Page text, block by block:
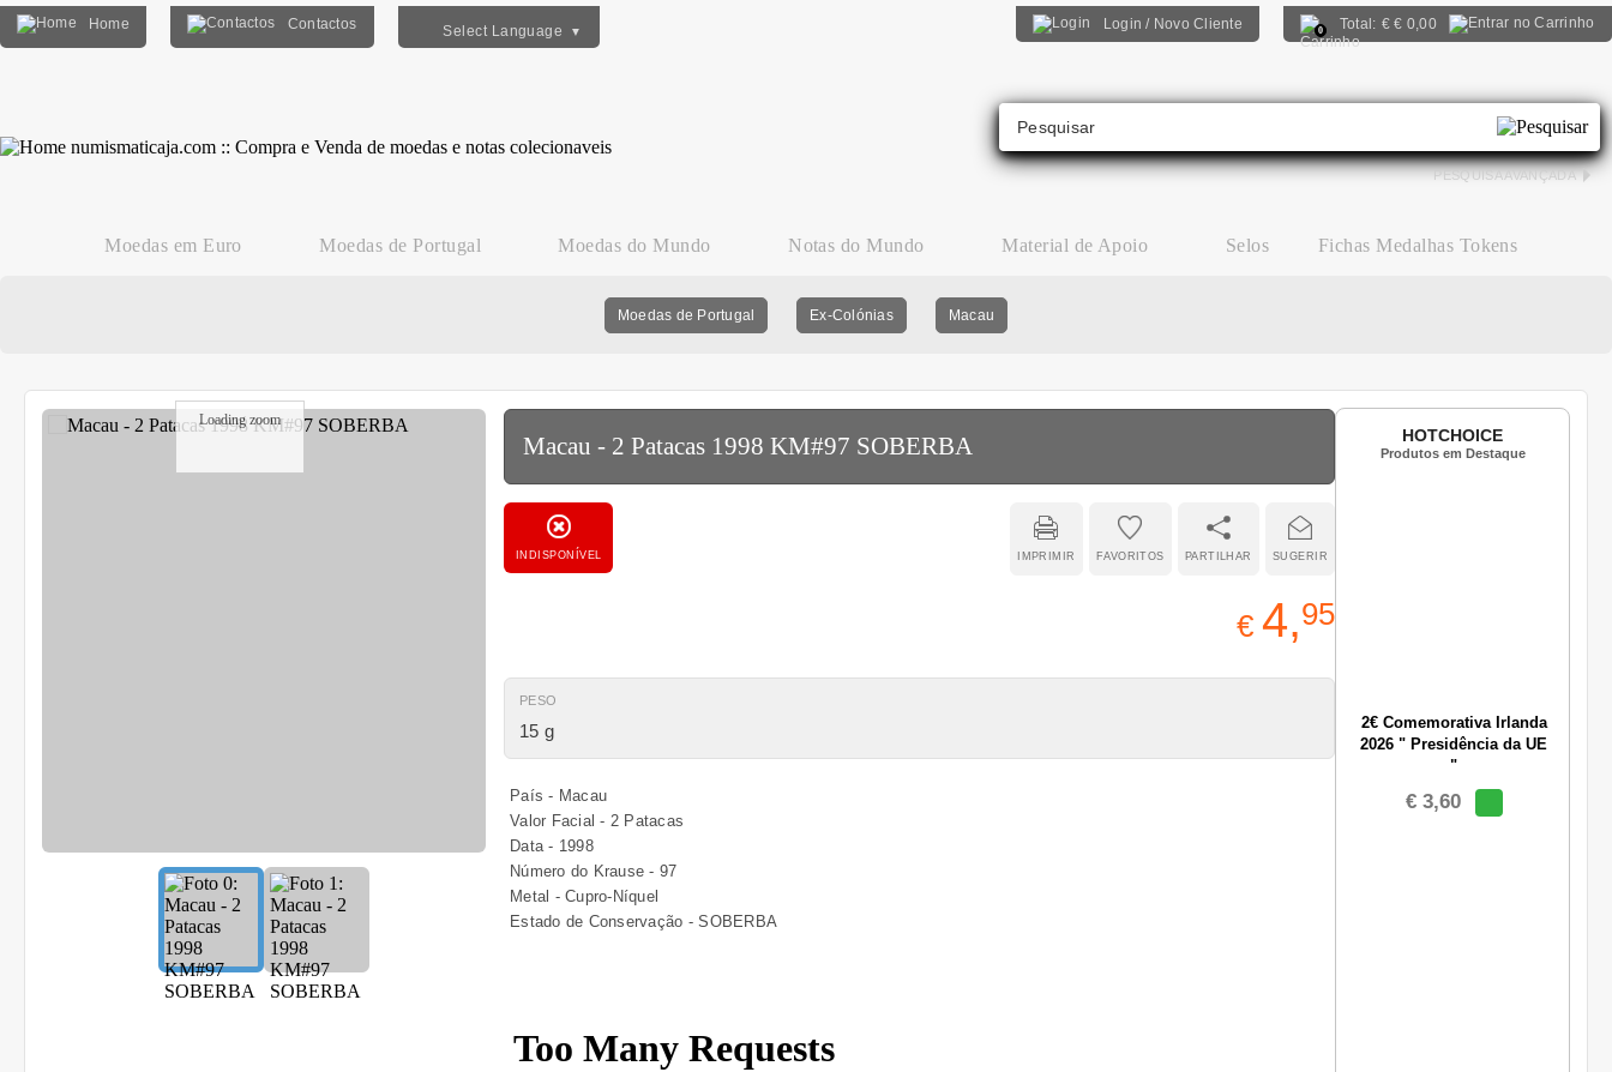
Home Contactos Select Language ▼ Login / Novo Cliente 0 Total: €€ 0,00
PESQUISA AVANÇADA
Moedas em Euro Moedas de Portugal Moedas do Mundo Notas do Mundo Material de Apoio Selos Fichas Medalhas Tokens
Moedas de Portugal Ex-Colónias Macau
Loading zoom
Macau - 2 Patacas 1998 KM#97 SOBERBA
INDISPONÍVEL SUGERIR
PARTILHAR
FAVORITOS
IMPRIMIR
€ 4,95
PESO
15 g
País - Macau
Valor Facial - 2 Patacas
Data - 1998
Número do Krause - 97
Metal - Cupro-Níquel
Estado de Conservação - SOBERBA
HOTCHOICE
Produtos em Destaque
2€ Comemorativa Irlanda
2026 " Presidência da UE
"
€ 3,60